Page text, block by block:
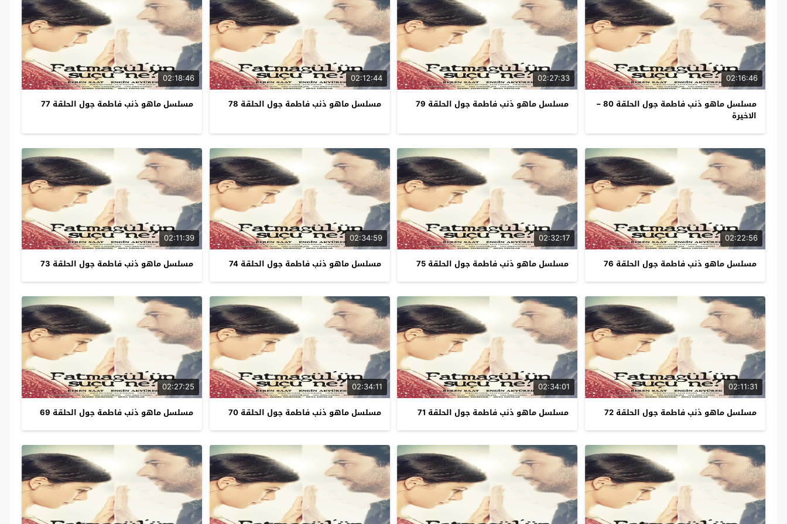
02:16:46
مسلسل ماهو ذنب فاطمة جول الحلقة 80 –
الاخيرة
02:27:33
مسلسل ماهو ذنب فاطمة جول الحلقة 79
02:12:44
مسلسل ماهو ذنب فاطمة جول الحلقة 78
02:18:46
مسلسل ماهو ذنب فاطمة جول الحلقة 77
02:22:56
مسلسل ماهو ذنب فاطمة جول الحلقة 76
02:32:17
مسلسل ماهو ذنب فاطمة جول الحلقة 75
02:34:59
مسلسل ماهو ذنب فاطمة جول الحلقة 74
02:11:39
مسلسل ماهو ذنب فاطمة جول الحلقة 73
02:11:31
مسلسل ماهو ذنب فاطمة جول الحلقة 72
02:34:01
مسلسل ماهو ذنب فاطمة جول الحلقة 71
02:34:11
مسلسل ماهو ذنب فاطمة جول الحلقة 70
02:27:25
مسلسل ماهو ذنب فاطمة جول الحلقة 69